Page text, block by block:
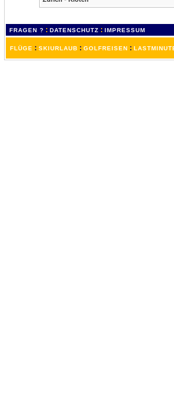
FRAGEN ? : DATENSCHUTZ : IMPRESSUM
FLÜGE : SKIURLAUB : GOLFREISEN :